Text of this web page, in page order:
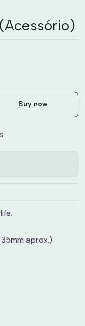
Buy now
aprox.)